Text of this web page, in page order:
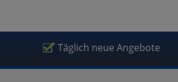
Täglich neue Angebote
Cookies
Alle Akzeptieren